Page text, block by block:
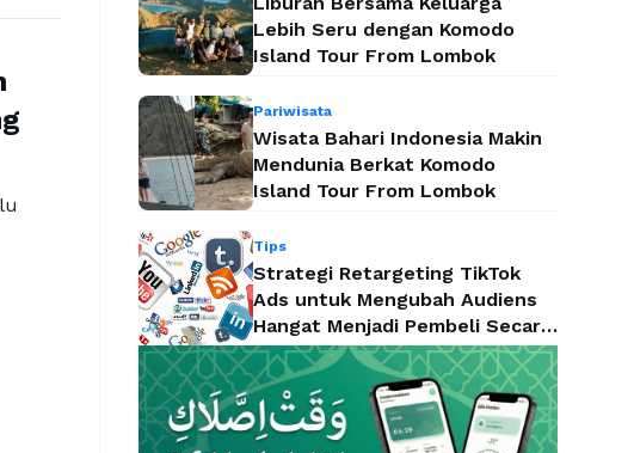
Lebih Seru dengan Komodo
Island Tour From Lombok
Pariwisata
Wisata Bahari Indonesia Makin
Mendunia Berkat Komodo
Island Tour From Lombok
Tips
Strategi Retargeting TikTok
Ads untuk Mengubah Audiens
Hangat Menjadi Pembeli Secara
Efektif